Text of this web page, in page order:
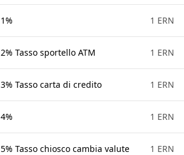
1% 1 ERN
2% Tasso sportello ATM 1 ERN
3% Tasso carta di credito 1 ERN
4% 1 ERN
5% Tasso chiosco cambia valute 1 ERN